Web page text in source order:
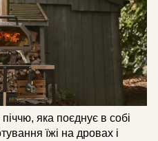
яка поєднує в собі
їжі на дровах і